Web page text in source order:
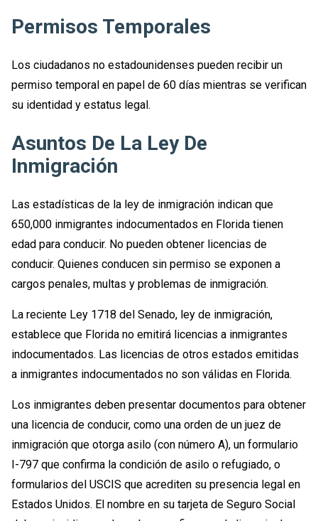
Permisos Temporales
Los ciudadanos no estadounidenses pueden recibir un
permiso temporal en papel de 60 días mientras se verifican
su identidad y estatus legal.
Asuntos De La Ley De
Inmigración
Las estadísticas de la ley de inmigración indican que
650,000 inmigrantes indocumentados en Florida tienen
edad para conducir. No pueden obtener licencias de
conducir. Quienes conducen sin permiso se exponen a
cargos penales, multas y problemas de inmigración.
La reciente Ley 1718 del Senado, ley de inmigración,
establece que Florida no emitirá licencias a inmigrantes
indocumentados. Las licencias de otros estados emitidas
a inmigrantes indocumentados no son válidas en Florida.
Los inmigrantes deben presentar documentos para obtener
una licencia de conducir, como una orden de un juez de
inmigración que otorga asilo (con número A), un formulario
I-797 que confirma la condición de asilo o refugiado, o
formularios del USCIS que acrediten su presencia legal en
Estados Unidos. El nombre en su tarjeta de Seguro Social